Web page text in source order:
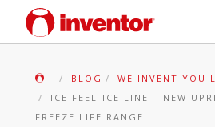
BLOG
WE INVENT YOU
ICE FEEL-ICE LINE – NEW
FREEZE LIFE RANGE